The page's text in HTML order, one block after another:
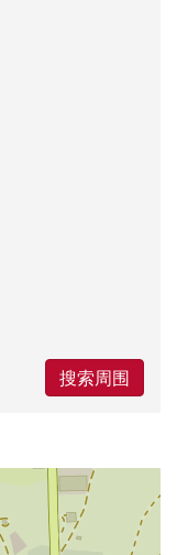
搜索周围